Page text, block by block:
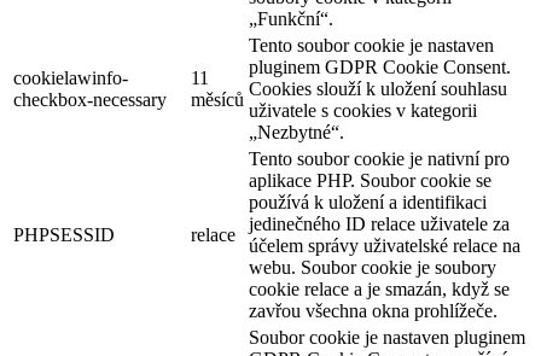
„Funkční“.
cookielawinfo-
checkbox-necessary
11
měsíců
Tento soubor cookie je nastaven
pluginem GDPR Cookie Consent.
Cookies slouží k uložení souhlasu
uživatele s cookies v kategorii
„Nezbytné“.
PHPSESSID relace
Tento soubor cookie je nativní pro
aplikace PHP. Soubor cookie se
používá k uložení a identifikaci
jedinečného ID relace uživatele za
účelem správy uživatelské relace na
webu. Soubor cookie je soubory
cookie relace a je smazán, když se
zavřou všechna okna prohlížeče.
Soubor cookie je nastaven pluginem